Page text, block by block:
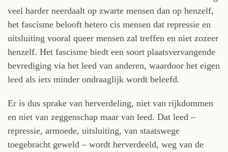
veel harder neerdaalt op zwarte mensen dan op henzelf,
het fascisme belooft hetero cis mensen dat repressie en
uitsluiting vooral queer mensen zal treffen en niet zozeer
henzelf. Het fascisme biedt een soort plaatsvervangende
bevrediging via het leed van anderen, waardoor het eigen
leed als iets minder ondraaglijk wordt beleefd.
Er is dus sprake van herverdeling, niet van rijkdommen
en niet van zeggenschap maar van leed. Dat leed –
repressie, armoede, uitsluiting, van staatswege
toegebracht geweld – wordt herverdeeld, weg van de